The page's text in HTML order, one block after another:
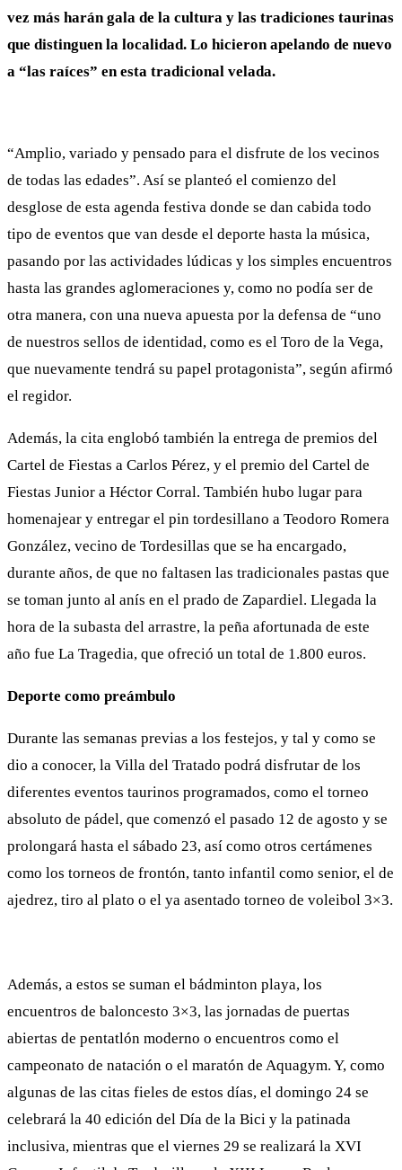
vez más harán gala de la cultura y las tradiciones taurinas
que distinguen la localidad. Lo hicieron apelando de nuevo
a “las raíces” en esta tradicional velada.
“Amplio, variado y pensado para el disfrute de los vecinos
de todas las edades”. Así se planteó el comienzo del
desglose de esta agenda festiva donde se dan cabida todo
tipo de eventos que van desde el deporte hasta la música,
pasando por las actividades lúdicas y los simples encuentros
hasta las grandes aglomeraciones y, como no podía ser de
otra manera, con una nueva apuesta por la defensa de “uno
de nuestros sellos de identidad, como es el Toro de la Vega,
que nuevamente tendrá su papel protagonista”, según afirmó
el regidor.
Además, la cita englobó también la entrega de premios del
Cartel de Fiestas a Carlos Pérez, y el premio del Cartel de
Fiestas Junior a Héctor Corral. También hubo lugar para
homenajear y entregar el pin tordesillano a Teodoro Romera
González, vecino de Tordesillas que se ha encargado,
durante años, de que no faltasen las tradicionales pastas que
se toman junto al anís en el prado de Zapardiel. Llegada la
hora de la subasta del arrastre, la peña afortunada de este
año fue La Tragedia, que ofreció un total de 1.800 euros.
Deporte como preámbulo
Durante las semanas previas a los festejos, y tal y como se
dio a conocer, la Villa del Tratado podrá disfrutar de los
diferentes eventos taurinos programados, como el torneo
absoluto de pádel, que comenzó el pasado 12 de agosto y se
prolongará hasta el sábado 23, así como otros certámenes
como los torneos de frontón, tanto infantil como senior, el de
ajedrez, tiro al plato o el ya asentado torneo de voleibol 3×3.
Además, a estos se suman el bádminton playa, los
encuentros de baloncesto 3×3, las jornadas de puertas
abiertas de pentatlón moderno o encuentros como el
campeonato de natación o el maratón de Aquagym. Y, como
algunas de las citas fieles de estos días, el domingo 24 se
celebrará la 40 edición del Día de la Bici y la patinada
inclusiva, mientras que el viernes 29 se realizará la XVI